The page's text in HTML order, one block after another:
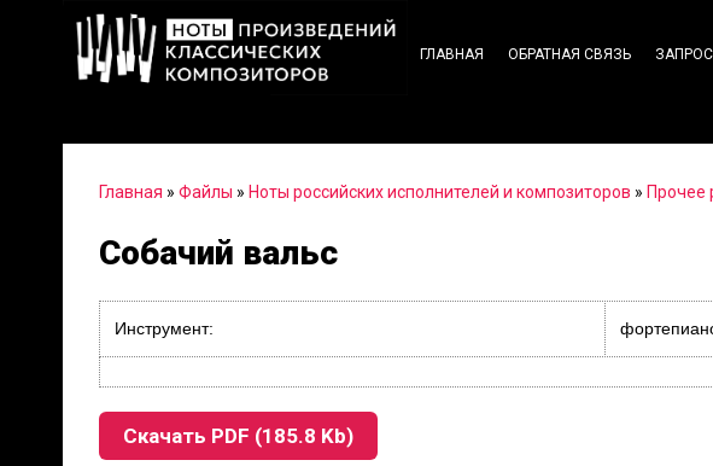
ГЛАВНАЯ ОБРАТНАЯ СВЯЗЬ
Главная » Файлы » Ноты российских исполнителей и композиторов » Прочее
Собачий вальс
Инструмент:
Скачать PDF (185.8 Kb)